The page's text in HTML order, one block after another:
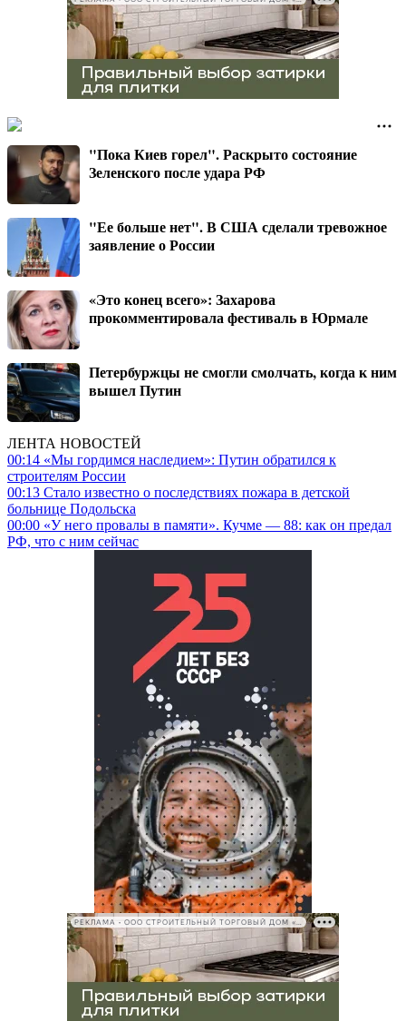
"Пока Киев горел". Раскрыто состояние
Зеленского после удара РФ
"Ее больше нет". В США сделали тревожное
заявление о России
«Это конец всего»: Захарова
прокомментировала фестиваль в Юрмале
Петербуржцы не смогли смолчать, когда к ним
вышел Путин
ЛЕНТА НОВОСТЕЙ
00:14 «Мы гордимся наследием»: Путин обратился к
строителям России
00:13 Стало известно о последствиях пожара в детской
больнице Подольска
00:00 «У него провалы в памяти». Кучме — 88: как он предал
РФ, что с ним сейчас